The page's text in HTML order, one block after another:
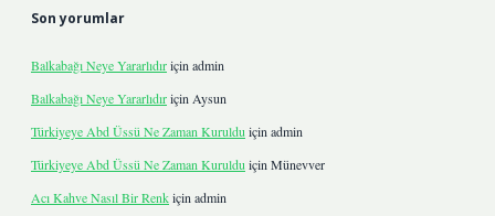
Son yorumlar
Balkabağı Neye Yararlıdıriçin admin
Balkabağı Neye Yararlıdıriçin Aysun
Türkiyeye Abd Üssü Ne Zaman Kuruldu için admin
Türkiyeye Abd Üssü Ne Zaman Kuruldu için Münevver
Acı Kahve Nasıl Bir Renkiçin admin